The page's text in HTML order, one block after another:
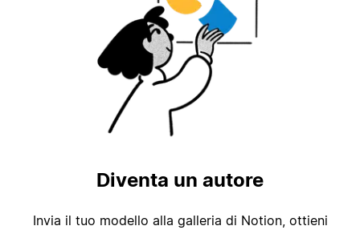
Diventa un autore
Invia il tuo modello alla galleria di Notion, ottieni